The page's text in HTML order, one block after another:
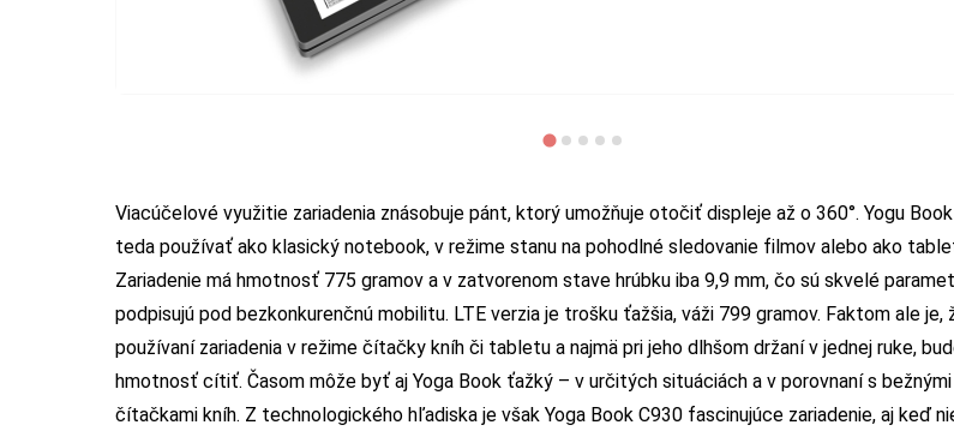
Viacúčelové využitie zariadenia znásobuje pánt, ktorý umožňuje otočiť displeje až o 360°. Yogu
teda používať ako klasický notebook, v režime stanu na pohodlné sledovanie filmov alebo ako
Zariadenie má hmotnosť 775 gramov a v zatvorenom stave hrúbku iba 9,9 mm, čo sú skvelé
podpisujú pod bezkonkurenčnú mobilitu. LTE verzia je trošku ťažšia, váži 799 gramov. Faktom ale je,
používaní zariadenia v režime čítačky kníh či tabletu a najmä pri jeho dlhšom držaní v jednej ruke,
hmotnosť cítiť. Časom môže byť aj Yoga Book ťažký – v určitých situáciách a v porovnaní s
čítačkami kníh. Z technologického hľadiska je však Yoga Book C930 fascinujúce zariadenie, aj keď